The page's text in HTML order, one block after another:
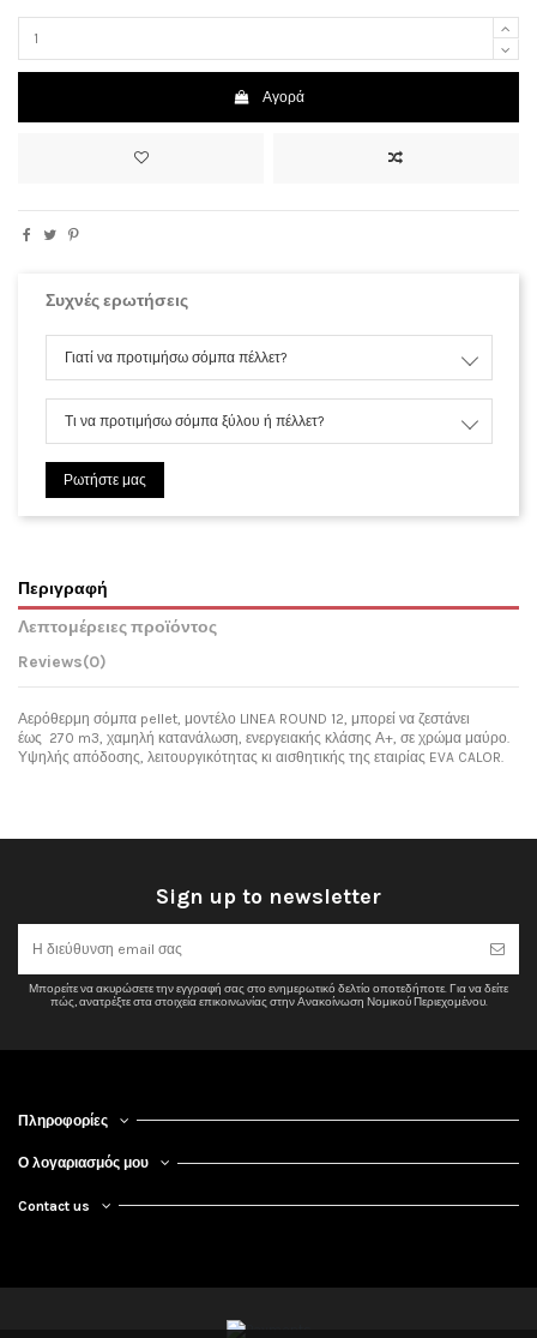
Αγορά
Συχνές ερωτήσεις
Γιατί να προτιμήσω σόμπα πέλλετ?
Τι να προτιμήσω σόμπα ξύλου ή πέλλετ?
Ρωτήστε μας
Περιγραφή
Λεπτομέρειες προϊόντος
Reviews(0)
Αερόθερμη σόμπα pellet, μοντέλο LINEA ROUND 12, μπορεί να ζεστάνει
έως 270 m3, χαμηλή κατανάλωση, ενεργειακής κλάσης Α+, σε χρώμα μαύρο.
Υψηλής απόδοσης, λειτουργικότητας κι αισθητικής της εταιρίας EVA CALOR.
Sign up to newsletter
Μπορείτε να ακυρώσετε την εγγραφή σας στο ενημερωτικό δελτίο οποτεδήποτε. Για να δείτε
πώς, ανατρέξτε στα στοιχεία επικοινωνίας στην Ανακοίνωση Νομικού Περιεχομένου.
Πληροφορίες
Ο λογαριασμός μου
Contact us